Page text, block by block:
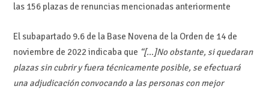
las 156 plazas de renuncias mencionadas anteriormente
El subapartado 9.6 de la Base Novena de la Orden de 14 de
noviembre de 2022 indicaba que “[…]No obstante, si quedaran
plazas sin cubrir y fuera técnicamente posible, se efectuará
una adjudicación convocando a las personas con mejor